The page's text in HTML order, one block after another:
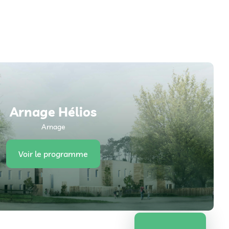
Arnage Hélios
Arnage
Voir le programme